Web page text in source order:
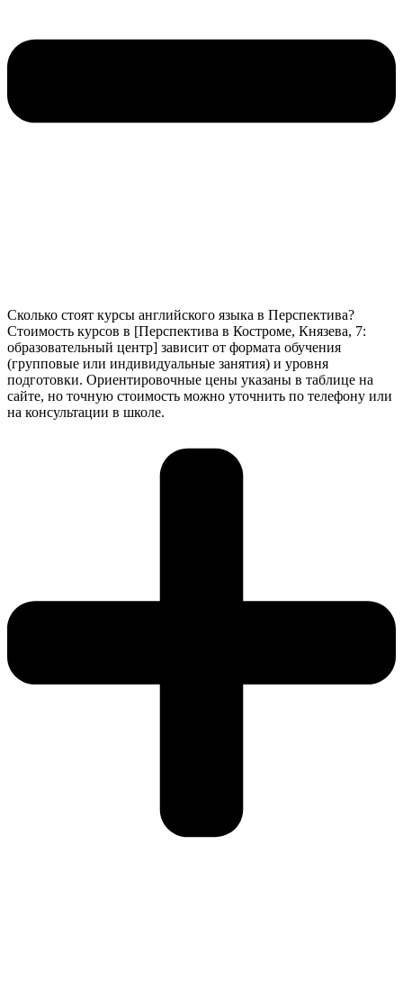
Сколько стоят курсы английского языка в Перспектива?
Стоимость курсов в [Перспектива в Костроме, Князева, 7:
образовательный центр] зависит от формата обучения
(групповые или индивидуальные занятия) и уровня
подготовки. Ориентировочные цены указаны в таблице на
сайте, но точную стоимость можно уточнить по телефону или
на консультации в школе.